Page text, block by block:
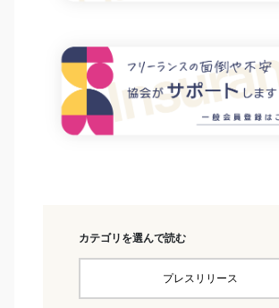
カテゴリを選んで読む
プレスリリース